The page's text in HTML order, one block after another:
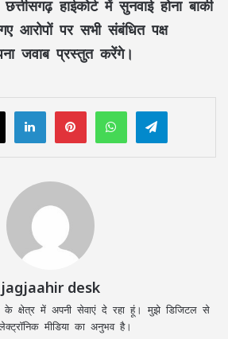
आरोपों पर सभी संबंधित पक्ष
जवाब प्रस्तुत करेंगे।
LinkedInPinterestWhatsAppTelegram
jagjaahir desk
के क्षेत्र में अपनी सेवाएं दे रहा हूं। मुझे डिजिटल से
मीडिया का अनुभव है।